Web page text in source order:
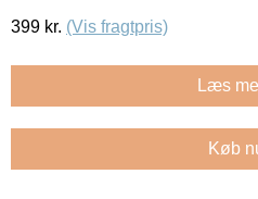
399 kr. (Vis fragtpris)
Læs
Køb